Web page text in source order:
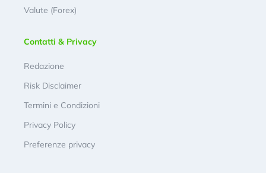
Valute (Forex)
Contatti & Privacy
Redazione
Risk Disclaimer
Termini e Condizioni
Privacy Policy
Preferenze privacy